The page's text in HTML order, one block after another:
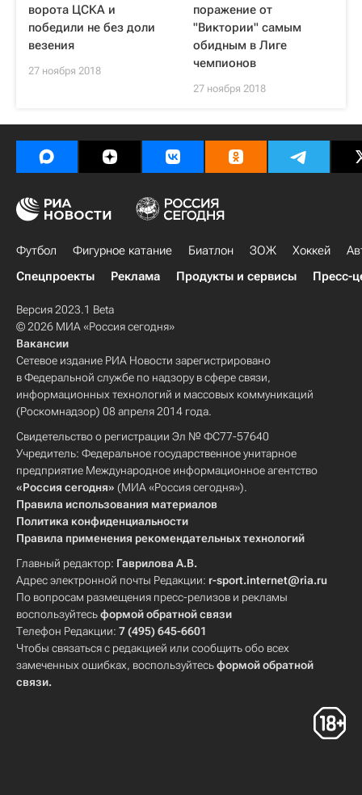
ворота ЦСКА и
победили не без доли
везения
27 ноября 2018
поражение от
"Виктории" самым
обидным в Лиге
чемпионов
27 ноября 2018
Футбол Фигурное катание Биатлон ЗОЖ Хоккей
Спецпроекты
Реклама Продукты и сервисы Пресс-
Версия 2023.1 Beta
© 2026 МИА «Россия сегодня»
Вакансии
Сетевое издание РИА Новости зарегистрировано
в Федеральной службе по надзору в сфере связи,
информационных технологий и массовых коммуникаций
(Роскомнадзор) 08 апреля 2014 года.
Свидетельство о регистрации Эл № ФС77-57640
Учредитель: Федеральное государственное унитарное
предприятие Международное информационное агентство
«Россия сегодня» (МИА «Россия сегодня»).
Правила использования материалов
Политика конфиденциальности
Правила применения рекомендательных технологий
Главный редактор: Гаврилова А.В.
Адрес электронной почты Редакции: r-sport.internet@ria.ru
По вопросам размещения пресс-релизов и рекламы
воспользуйтесьформой обратной связи
Телефон Редакции: 7 (495) 645-6601
Чтобы связаться с редакцией или сообщить обо всех
замеченных ошибках, воспользуйтесьформой обратной
связи.